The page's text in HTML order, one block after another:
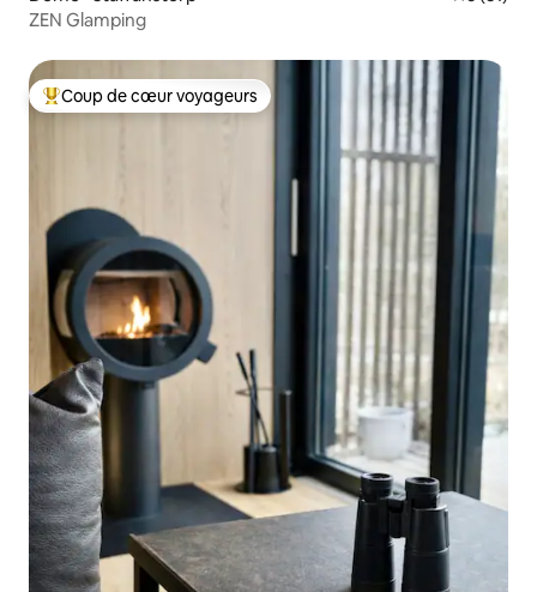
ZEN Glamping
Coup de cœur voyageurs parmi les plus aimés
Coup de cœur voyageurs